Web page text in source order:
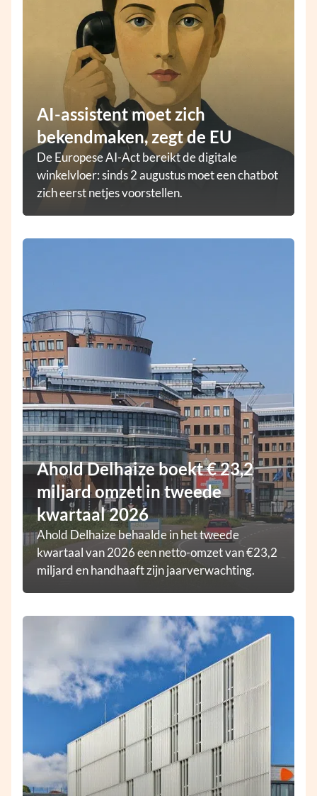
AI-assistent moet zich
bekendmaken, zegt de EU
De Europese AI-Act bereikt de digitale
winkelvloer: sinds 2 augustus moet een chatbot
zich eerst netjes voorstellen.
Ahold Delhaize boekt € 23,2
miljard omzet in tweede
kwartaal 2026
Ahold Delhaize behaalde in het tweede
kwartaal van 2026 een netto-omzet van €23,2
miljard en handhaaft zijn jaarverwachting.